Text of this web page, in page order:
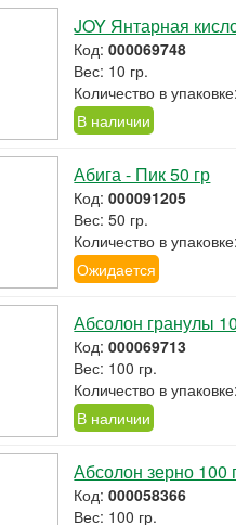
JOY Янтарная
Код:000069748
Вес: 10 гр.
Количество в
В наличии
Абига - Пик 50 гр
Код:000091205
Вес: 50 гр.
Количество в
Ожидается
Абсолон гранулы
Код:000069713
Вес: 100 гр.
Количество в упаковке:
В наличии
Абсолон зерно 100
Код:000058366
Вес: 100 гр.